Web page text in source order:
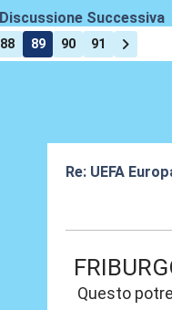
Discussione Successiva
88 89 90 91
Re: UEFA
Questo